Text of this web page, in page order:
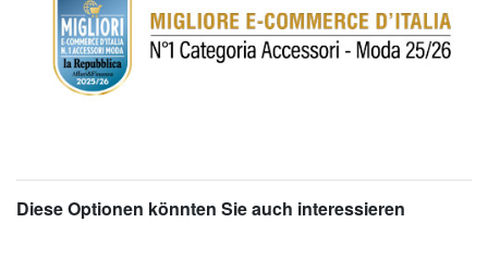
Diese Optionen könnten Sie auch interessieren